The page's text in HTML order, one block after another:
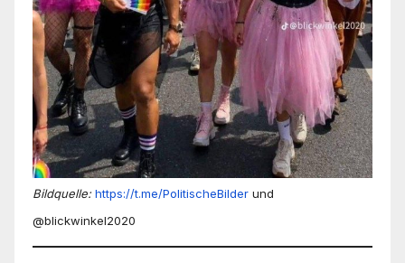
Bildquelle: https://t.me/PolitischeBilder und
@blickwinkel2020